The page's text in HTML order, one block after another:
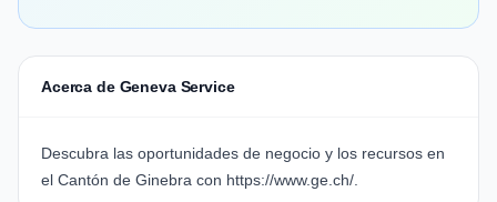
Acerca de Geneva Service
Descubra las oportunidades de negocio y los recursos en
el Cantón de Ginebra con https://www.ge.ch/.